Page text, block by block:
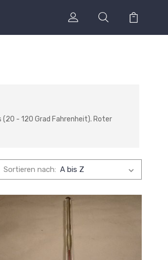
(20 - 120 Grad Fahrenheit). Roter
Sortieren nach: